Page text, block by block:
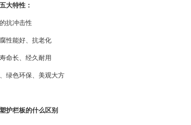
大特性：
抗冲击性
能好、抗老化
长、经久耐用
色环保、美观大方
护栏板的什么区别